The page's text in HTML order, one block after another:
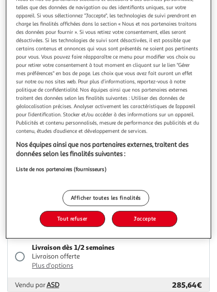
précédentesuivante
Livraison offerte
VIDAXL
Salon de jardin 6 pcs avec coussins resine tressee noir
Creez un espace de detente attrayant et relaxant dont vous
avez toujours reve avec ce salon de jardin. Vous pouvez
profiter d'un apres-midi ensoleille ou d'une soiree d'ete
relaxante avec votre famille et vos amis grace a cet
ensemble de meubles de jardin ! L'ensemble est livre avec 6
pieces afin qu
En savoir +
Vendu parVidaXL
Livraison dès 4/5 jours
Livraison offerte
Plus d'options
Plus d'options
Vendu parMultishop 234,04€ 252,99€
Livraison dès 1/2 semaines
Livraison offerte
Plus d'options
Vendu parASD 285,64€
telles que des données de navigation ou des identifiants uniques, sur votre
appareil. Si vous sélectionnez "J'accepte", les technologies de suivi prendront en
charge les finalités affichées dans la section « Nous et nos partenaires traitons
des données pour fournir ». Si vous retirez votre consentement, elles seront
désactivées. Si les technologies de suivi sont désactivées, il est possible que
certains contenus et annonces qui vous sont présentés ne soient pas pertinents
pour vous. Vous pouvez faire réapparaître ce menu pour modifier vos choix ou
pour retirer votre consentement à tout moment en cliquant sur le lien "Gérer
mes préférences" en bas de page. Les choix que vous avez fait auront un effet
sur notre ou nos sites web. Pour plus d’informations, reportez-vous à notre
politique de confidentialité. Nos équipes ainsi que nos partenaires externes
traitent des données selon les finalités suivantes : Utiliser des données de
géolocalisation précises. Analyser activement les caractéristiques de l’appareil
pour l’identification. Stocker et/ou accéder à des informations sur un appareil.
Publicités et contenu personnalisés, mesure de performance des publicités et du
contenu, études d’audience et développement de services.
Nos équipes ainsi que nos partenaires externes, traitent des
données selon les finalités suivantes :
Liste de nos partenaires (fournisseurs)
Afficher toutes les finalités
Tout refuser J'accepte